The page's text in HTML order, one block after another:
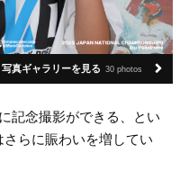
写真ギャラリーを見る 30 photos
記念撮影ができる、とい
らに賑わいを増してい